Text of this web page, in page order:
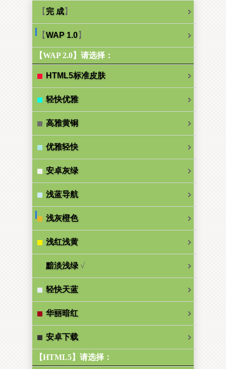
【 完 成】
【WAP 1.0】
【WAP 2.0】请选择：
HTML5标准皮肤
轻快优雅
高雅黄铜
优雅轻快
安卓灰绿
浅蓝导航
浅灰橙色
浅红浅黄
黯淡浅绿√
轻快天蓝
华丽暗红
安卓下载
【HTML5】请选择：